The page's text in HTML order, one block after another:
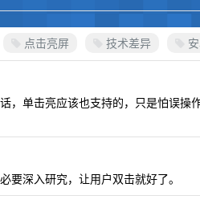
点击亮屏 技术差异
，单击亮应该也支持的，只是怕误操
深入研究，让用户双击就好了。